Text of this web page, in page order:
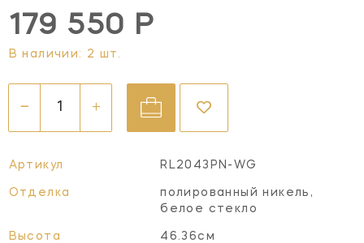
179 550 Р
В наличии: 2 шт.
Артикул RL2043PN-WG
Отделка
полированный никель,
белое стекло
Высота 46.36см